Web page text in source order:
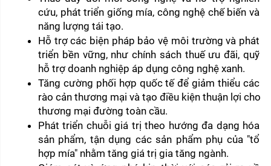
cứu, phát triển giống mía, công nghệ chế biến và
năng lượng tái tạo.
Hỗ trợ các biện pháp bảo vệ môi trường và phát
triển bền vững, như chính sách thuế ưu đãi, quỹ
hỗ trợ doanh nghiệp áp dụng công nghệ xanh.
Tăng cường phối hợp quốc tế để giảm thiểu các
rào cản thương mại và tạo điều kiện thuận lợi cho
thương mại đường toàn cầu.
Phát triển chuỗi giá trị theo hướng đa dạng hóa
sản phẩm, tận dụng các sản phẩm phụ của "tổ
hợp mía" nhằm tăng giá trị gia tăng ngành.